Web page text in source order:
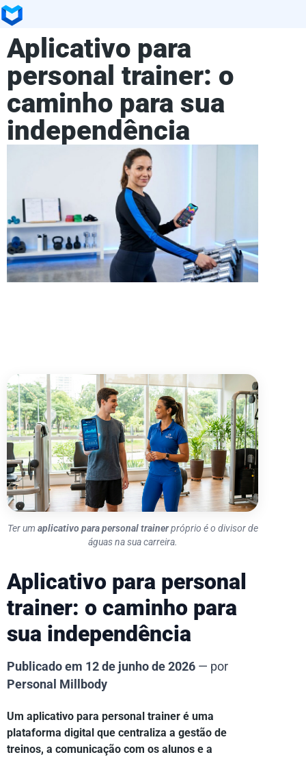
Aplicativo para
personal trainer: o
caminho para sua
independência
Ter um aplicativo para personal trainerpróprio é o divisor de
águas na sua carreira.
Aplicativo para personal
trainer: o caminho para
sua independência
Publicado em 12 de junho de 2026 — por
Personal Millbody
Um aplicativo para personal trainer é uma
plataforma digital que centraliza a gestão de
treinos, a comunicação com os alunos e a